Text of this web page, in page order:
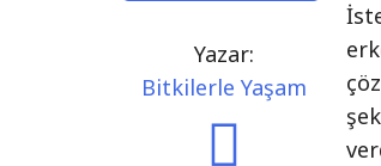
Yazar:
Bitkilerle Yaşam